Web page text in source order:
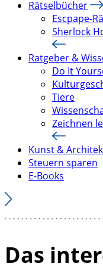
Rätselbücher
Escpape-
Sherlock
Ratgeber &
Do It
Tiere
Zeichnen
Kunst &
Steuern sparen
E-Books
Das